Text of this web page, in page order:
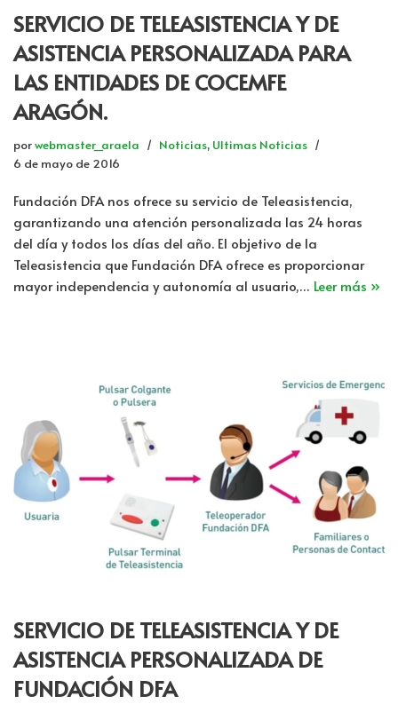
SERVICIO DE TELEASISTENCIA Y DE
ASISTENCIA PERSONALIZADA PARA
LAS ENTIDADES DE COCEMFE
ARAGÓN.
porwebmaster_araela Noticias, Ultimas Noticias
6 de mayo de 2016
Fundación DFA nos ofrece su servicio de Teleasistencia,
garantizando una atención personalizada las 24 horas
del día y todos los días del año. El objetivo de la
Teleasistencia que Fundación DFA ofrece es proporcionar
mayor independencia y autonomía al usuario,… Leer más »
SERVICIO DE TELEASISTENCIA Y DE
ASISTENCIA PERSONALIZADA DE
FUNDACIÓN DFA